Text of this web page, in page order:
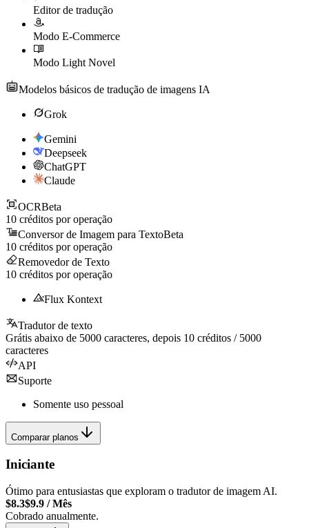
Editor de tradução
Modo E-Commerce
Modo Light Novel
Modelos básicos de tradução de imagens IA
Grok
Gemini
Deepseek
ChatGPT
Claude
OCRBeta
10 créditos por operação
Conversor de Imagem para TextoBeta
10 créditos por operação
Removedor de Texto
10 créditos por operação
Flux Kontext
Tradutor de texto
Grátis abaixo de 5000 caracteres, depois 10 créditos / 5000
caracteres
API
Suporte
Somente uso pessoal
Comparar planos
Iniciante
Ótimo para entusiastas que exploram o tradutor de imagem AI.
$8.3$9.9 /Mês
Cobrado anualmente.